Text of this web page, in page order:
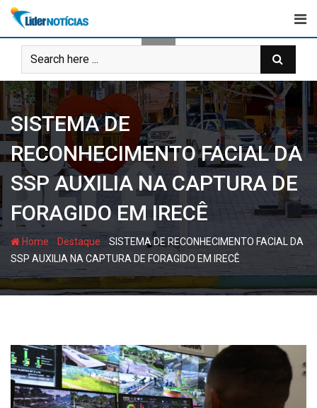
Skip
content
SISTEMA DE
RECONHECIMENTO FACIAL DA
SSP AUXILIA NA CAPTURA DE
FORAGIDO EM IRECÊ
Home Destaque -SISTEMA DE RECONHECIMENTO FACIAL DA
SSP AUXILIA NA CAPTURA DE FORAGIDO EM IRECÊ